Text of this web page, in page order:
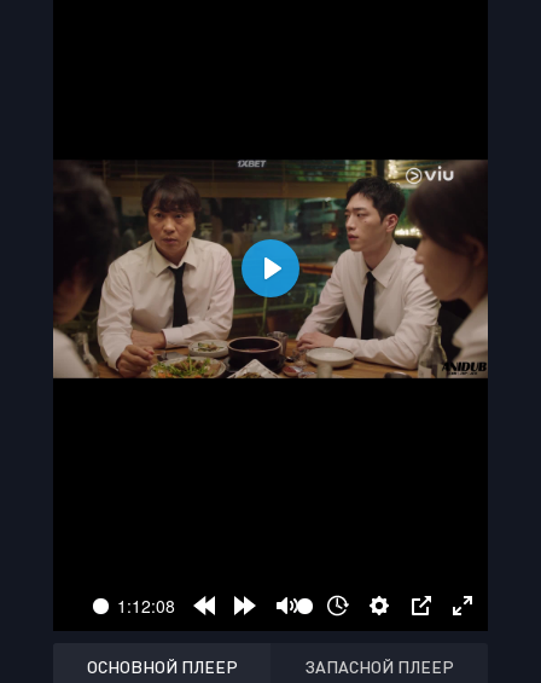
ОСНОВНОЙ ПЛЕЕР ЗАПАСНОЙ ПЛЕЕР